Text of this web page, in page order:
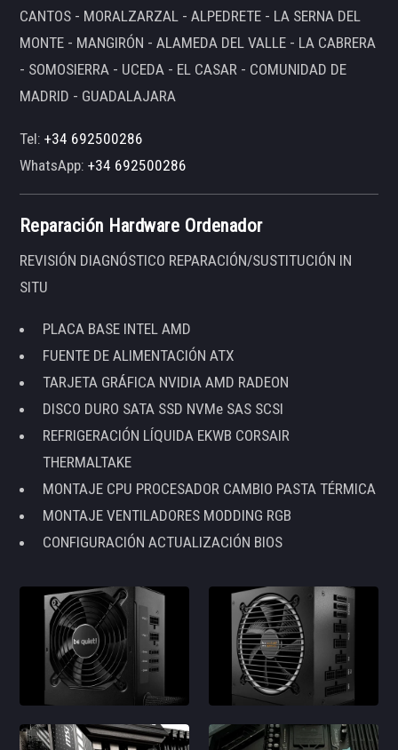
CANTOS - MORALZARZAL - ALPEDRETE - LA SERNA DEL
MONTE - MANGIRÓN - ALAMEDA DEL VALLE - LA CABRERA
- SOMOSIERRA - UCEDA - EL CASAR - COMUNIDAD DE
MADRID - GUADALAJARA
Tel:+34 692500286
WhatsApp:+34 692500286
Reparación Hardware Ordenador
REVISIÓN DIAGNÓSTICO REPARACIÓN/SUSTITUCIÓN IN
SITU
PLACA BASE INTEL AMD
FUENTE DE ALIMENTACIÓN ATX
TARJETA GRÁFICA NVIDIA AMD RADEON
DISCO DURO SATA SSD NVMe SAS SCSI
REFRIGERACIÓN LÍQUIDA EKWB CORSAIR
THERMALTAKE
MONTAJE CPU PROCESADOR CAMBIO PASTA TÉRMICA
MONTAJE VENTILADORES MODDING RGB
CONFIGURACIÓN ACTUALIZACIÓN BIOS